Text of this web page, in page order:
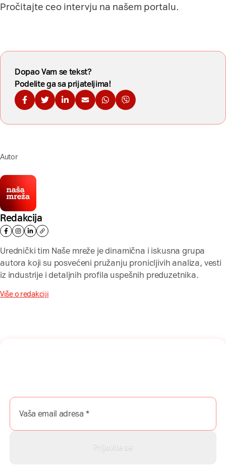
Pročitajte ceo intervju na našem portalu.
Dopao Vam se tekst?
Podelite ga sa prijateljima!
Podelite na Fejsbuku
Podelite na Tviteru
Podelite na Linkdinu
Podelite na imejl
Podelite na WhatsApp
Podelite na Viberu
Autor
Redakcija
Urednički tim Naše mreže je dinamična i iskusna grupa
autora koji su posvećeni pružanju pronicljivih analiza, vesti
iz industrije i detaljnih profila uspešnih preduzetnika.
Više o redakciji